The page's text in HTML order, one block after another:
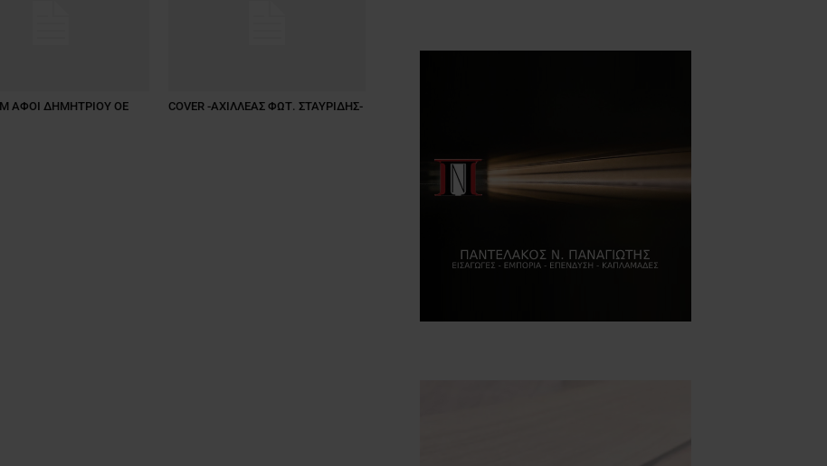
ΑΦΟΙ ΔΗΜΗΤΡΙΟΥ ΟΕ COVER -ΑΧΙΛΛΕΑΣ ΦΩΤ. ΣΤΑΥΡΙΔΗΣ-